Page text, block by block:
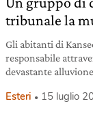
tribunale la
Gli abitanti di
responsabile
devastante
Esteri 15 luglio